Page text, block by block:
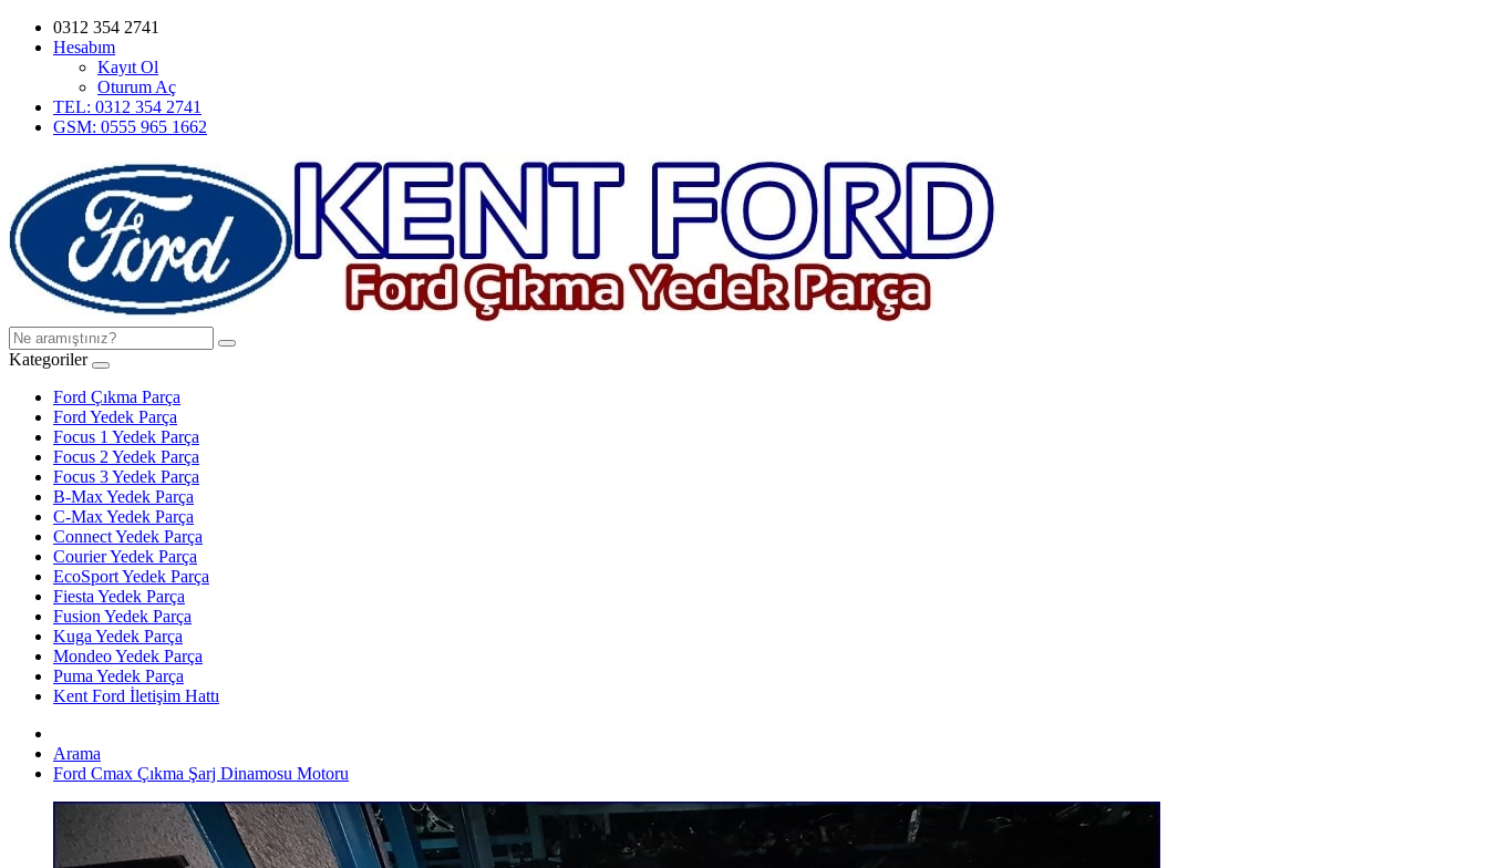
0312 354 2741
Hesabım
Kayıt Ol
Oturum Aç
TEL: 0312 354 2741
GSM: 0555 965 1662
Kategoriler
Ford Çıkma Parça
Ford Yedek Parça
Focus 1 Yedek Parça
Focus 2 Yedek Parça
Focus 3 Yedek Parça
B-Max Yedek Parça
C-Max Yedek Parça
Connect Yedek Parça
Courier Yedek Parça
EcoSport Yedek Parça
Fiesta Yedek Parça
Fusion Yedek Parça
Kuga Yedek Parça
Mondeo Yedek Parça
Puma Yedek Parça
Kent Ford İletişim Hattı
Arama
Ford Cmax Çıkma Şarj Dinamosu Motoru